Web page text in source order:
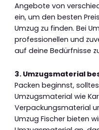
Angebote von
ein, um den besten
Umzug zu finden. Bei
professionellen und
auf deine Bedürfnisse
3. Umzugsmaterial
Packen beginnst,
Umzugsmaterial wie
Verpackungsmaterial
Umzug Fischer bieten